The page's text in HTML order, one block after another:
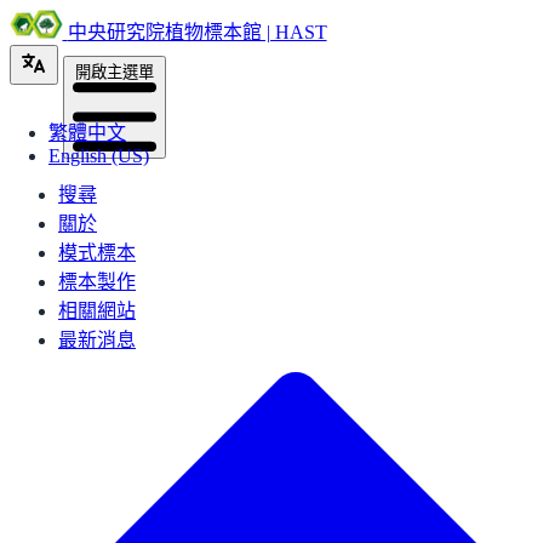
中央研究院植物標本館 | HAST
繁體中文
English (US)
開啟主選單
搜尋
關於
模式標本
標本製作
相關網站
最新消息